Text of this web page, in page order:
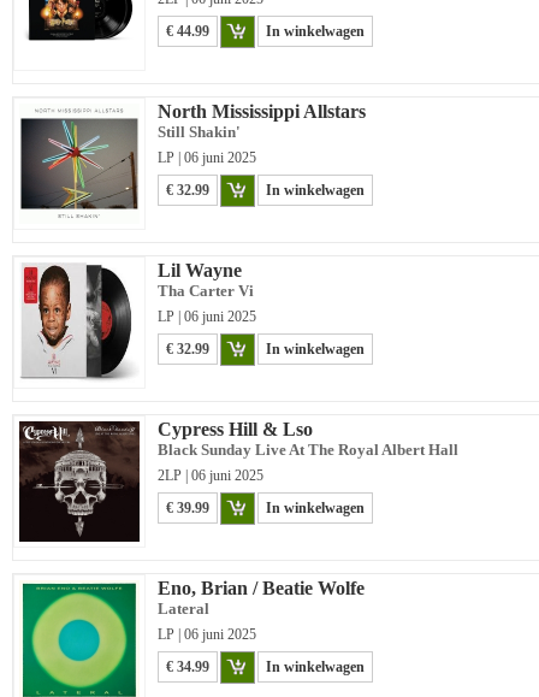
€ 44.99
In winkelwagen
North Mississippi Allstars
Still Shakin'
LP | 06 juni 2025
€ 32.99
In winkelwagen
Lil Wayne
Tha Carter Vi
LP | 06 juni 2025
€ 32.99
In winkelwagen
Cypress Hill & Lso
Black Sunday Live At The Royal Albert Hall
2LP | 06 juni 2025
€ 39.99
In winkelwagen
Eno, Brian / Beatie Wolfe
Lateral
LP | 06 juni 2025
€ 34.99
In winkelwagen